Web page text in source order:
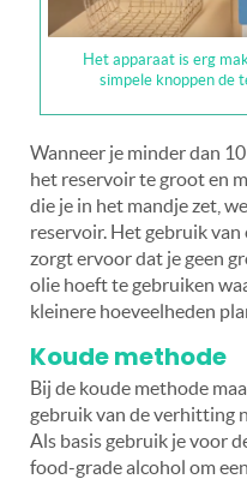
Het apparaat is erg
simpele knoppen de
Wanneer je minder dan
het reservoir te groot en
die je in het mandje zet,
reservoir. Het gebruik
zorgt ervoor dat je geen
olie hoeft te gebruiken
kleinere hoeveelheden
Koude methode
Bij de koude methode
gebruik van de verhitting
Als basis gebruik je voor
food-grade alcohol om